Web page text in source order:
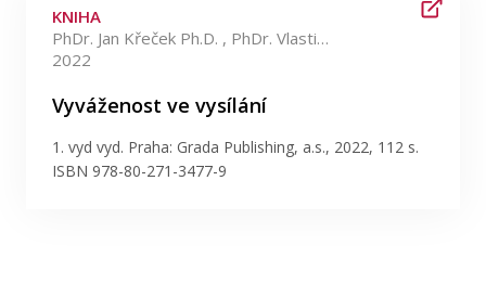
Ocenění
Blog
Publikace
KNIHA
PhDr. Jan Křeček Ph.D. , PhDr. Vlastimil Nečas Ph.D. +2 více
2022
Vyváženost ve vysílání
1. vyd vyd. Praha: Grada Publishing, a.s., 2022, 112 s.
ISBN 978-80-271-3477-9
Filtrovat podle data